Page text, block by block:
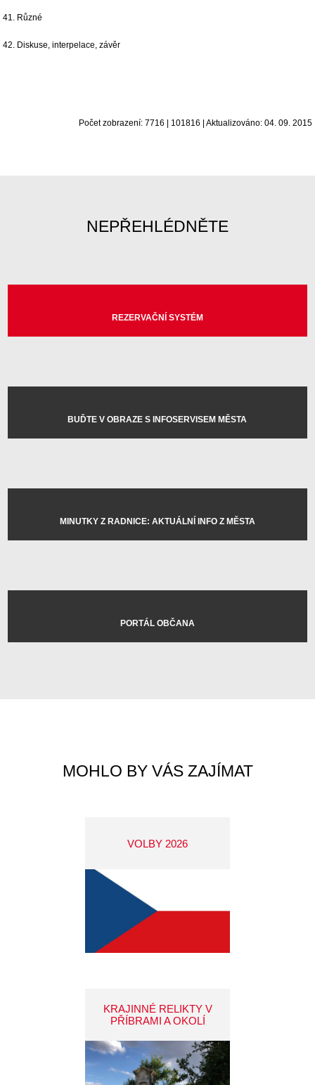
41. Různé
42. Diskuse, interpelace, závěr
Počet zobrazení: 7716 | 101816 | Aktualizováno: 04. 09. 2015
NEPŘEHLÉDNĚTE
REZERVAČNÍ SYSTÉM
BUĎTE V OBRAZE S INFOSERVISEM MĚSTA
MINUTKY Z RADNICE: AKTUÁLNÍ INFO Z MĚSTA
PORTÁL OBČANA
MOHLO BY VÁS ZAJÍMAT
VOLBY 2026
KRAJINNÉ RELIKTY V
PŘÍBRAMI A OKOLÍ